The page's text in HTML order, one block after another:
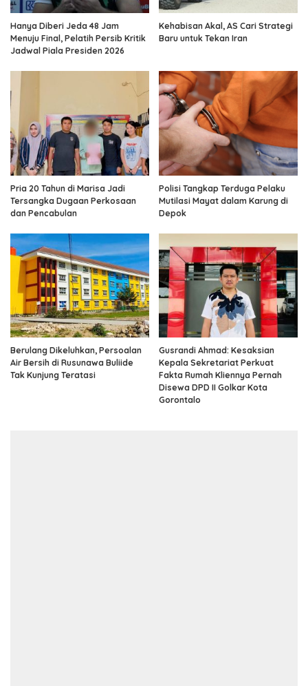
Hanya Diberi Jeda 48 Jam
Menuju Final, Pelatih Persib Kritik
Jadwal Piala Presiden 2026
Kehabisan Akal, AS Cari Strategi
Baru untuk Tekan Iran
Pria 20 Tahun di Marisa Jadi
Tersangka Dugaan Perkosaan
dan Pencabulan
Polisi Tangkap Terduga Pelaku
Mutilasi Mayat dalam Karung di
Depok
Berulang Dikeluhkan, Persoalan
Air Bersih di Rusunawa Buliide
Tak Kunjung Teratasi
Gusrandi Ahmad: Kesaksian
Kepala Sekretariat Perkuat
Fakta Rumah Kliennya Pernah
Disewa DPD II Golkar Kota
Gorontalo